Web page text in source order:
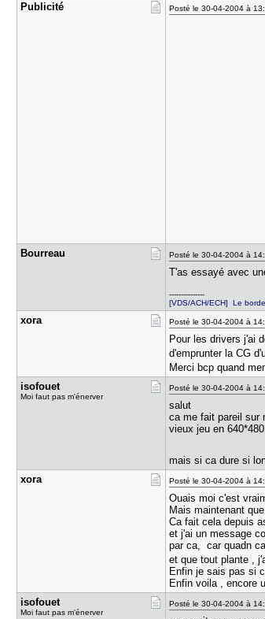
Publicité
Posté le 30-04-2004 à
Bourreau Posté le 30-04-2004 à
T'as essayé avec
---------------
[VDS/ACH/ECH] Le
xora Posté le 30-04-2004 à
Pour les drivers j'ai
d'emprunter la CG
Merci bcp quand
isofouet
Moi faut pas m'énerver
Posté le 30-04-2004 à
salut
ca me fait pareil sur
vieux jeu en
mais si ca dure si
xora
Posté le 30-04-2004 à
Ouais moi c'est
Mais maintenant
Ca fait cela depuis
et j'ai un message
par ca, car quadn
et que tout plante ,
Enfin je sais pas si
Enfin voila , encore
isofouet
Moi faut pas m'énerver
Posté le 30-04-2004 à